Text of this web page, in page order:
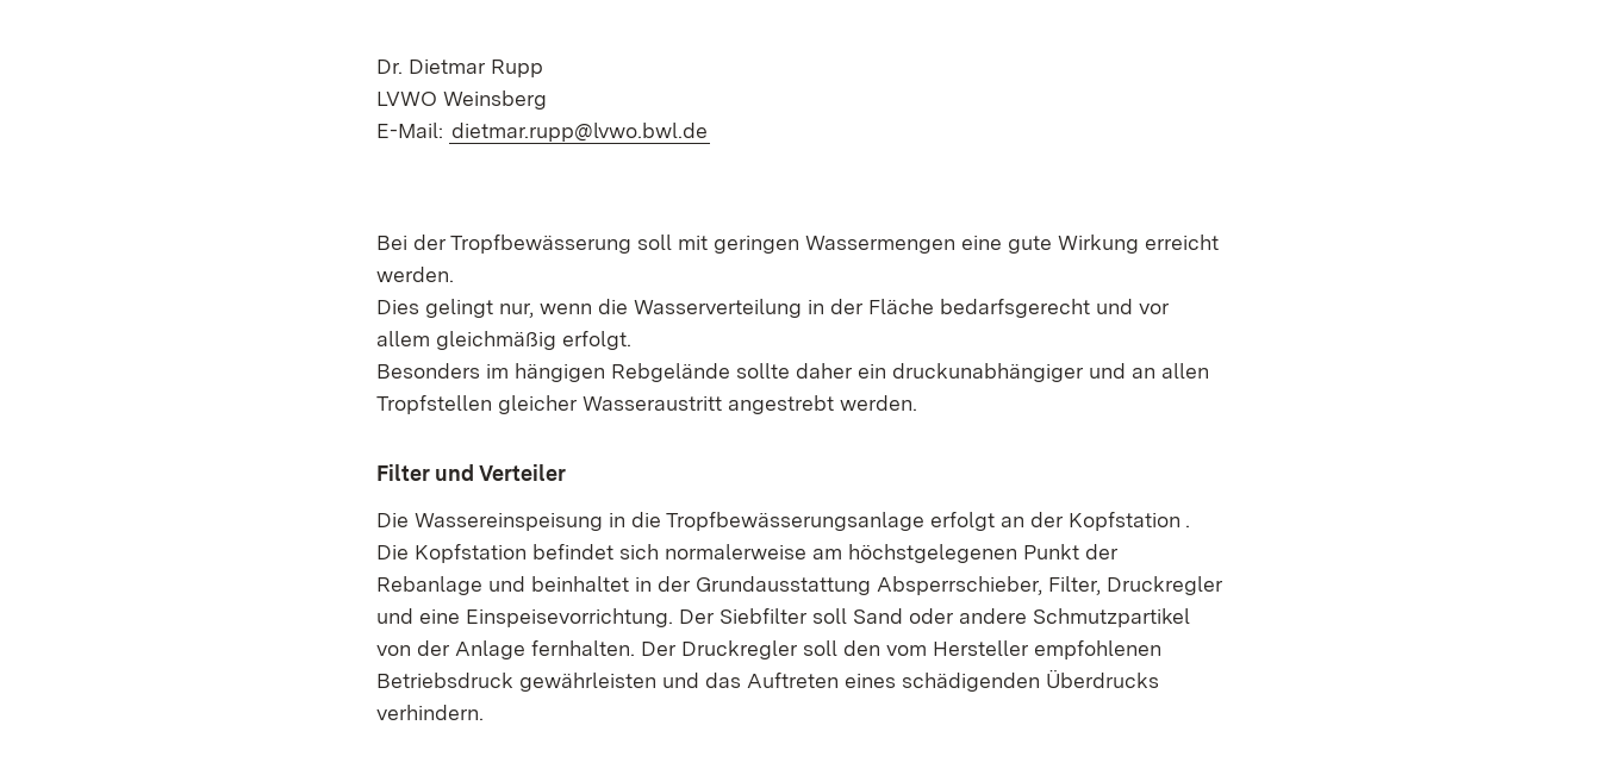
Dr. Dietmar Rupp
LVWO Weinsberg
E-Mail: dietmar.rupp@lvwo.bwl.de
Bei der Tropfbewässerung soll mit geringen Wassermengen eine gute Wirkung erreicht
werden.
Dies gelingt nur, wenn die Wasserverteilung in der Fläche bedarfsgerecht und vor
allem gleichmäßig erfolgt.
Besonders im hängigen Rebgelände sollte daher ein druckunabhängiger und an allen
Tropfstellen gleicher Wasseraustritt angestrebt werden.
Filter und Verteiler
Die Wassereinspeisung in die Tropfbewässerungsanlage erfolgt an der Kopfstation .
Die Kopfstation befindet sich normalerweise am höchstgelegenen Punkt der
Rebanlage und beinhaltet in der Grundausstattung Absperrschieber, Filter, Druckregler
und eine Einspeisevorrichtung. Der Siebfilter soll Sand oder andere Schmutzpartikel
von der Anlage fernhalten. Der Druckregler soll den vom Hersteller empfohlenen
Betriebsdruck gewährleisten und das Auftreten eines schädigenden Überdrucks
verhindern.